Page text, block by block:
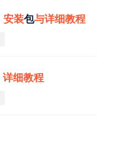
安装包与详细教程
详细教程